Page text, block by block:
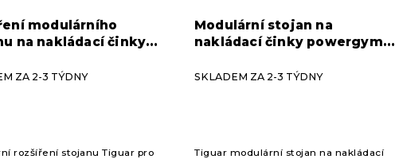
modulárního
na nakládací činky
ZA 2-3 TÝDNY
rozšíření stojanu Tiguar pro
Modulární stojan na
nakládací činky powergym a
SKLADEM ZA 2-3 TÝDNY
Tiguar modulární stojan na nakládací